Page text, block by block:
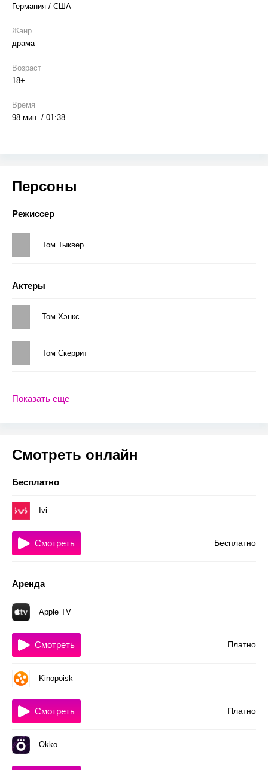
Германия / США
Жанр
драма
Возраст
18+
Время
98 мин. / 01:38
Персоны
Режиссер
Том Тыквер
Актеры
Том Хэнкс
Том Скеррит
Показать еще
Смотреть онлайн
Бесплатно
Ivi
Бесплатно
Смотреть
Аренда
Apple TV
Платно
Смотреть
Kinopoisk
Платно
Смотреть
Okko